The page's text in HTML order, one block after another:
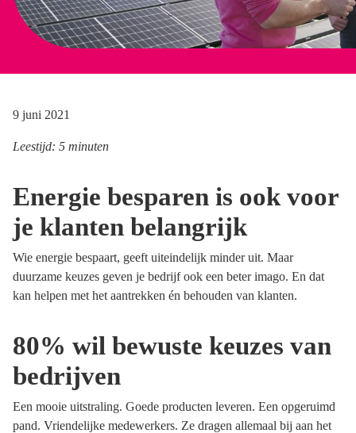
9 juni 2021
Leestijd: 5 minuten
Energie besparen is ook voor
je klanten belangrijk
Wie energie bespaart, geeft uiteindelijk minder uit. Maar
duurzame keuzes geven je bedrijf ook een beter imago. En dat
kan helpen met het aantrekken én behouden van klanten.
80% wil bewuste keuzes van
bedrijven
Een mooie uitstraling. Goede producten leveren. Een opgeruimd
pand. Vriendelijke medewerkers. Ze dragen allemaal bij aan het